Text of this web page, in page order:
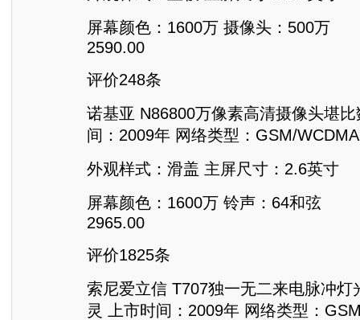
屏幕颜色：1600万 摄像头：500万
2590.00
评价248条
诺基亚 N86800万像素高清摄像头堪
间：2009年 网络类型：GSM/
外观样式：滑盖 主屏尺寸：2.6英寸
屏幕颜色：1600万 铃声：64和弦
2965.00
评价1825条
索尼爱立信 T707独一无二来电脉冲灯
灵 上市时间：2009年 网络类型：